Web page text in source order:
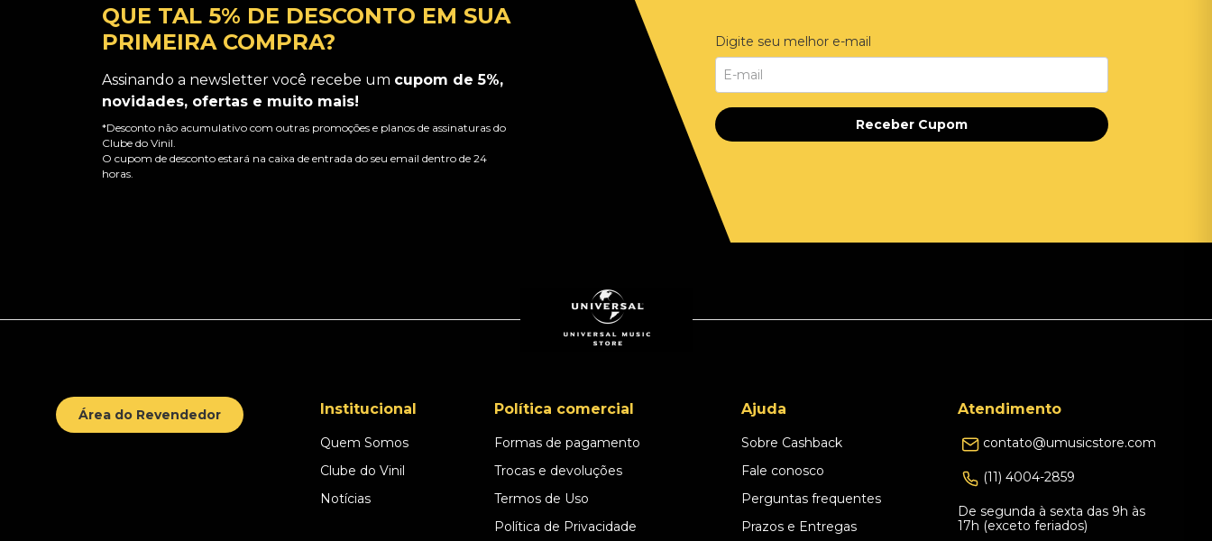
QUE TAL 5% DE DESCONTO EM SUA
PRIMEIRA COMPRA?
Assinando a newsletter você recebe um cupom de 5%,
novidades, ofertas e muito mais!
*Desconto não acumulativo com outras promoções e planos de assinaturas do
Clube do Vinil.
O cupom de desconto estará na caixa de entrada do seu email dentro de 24
horas.
Digite seu melhor e-mail
Receber Cupom
Área do Revendedor Institucional
Quem Somos
Clube do Vinil
Notícias
Política comercial
Formas de pagamento
Trocas e devoluções
Termos de Uso
Política de Privacidade
Ajuda
Sobre Cashback
Fale conosco
Perguntas frequentes
Prazos e Entregas
Atendimento
contato@umusicstore.com
(11) 4004-2859
De segunda à sexta das 9h às
17h (exceto feriados)